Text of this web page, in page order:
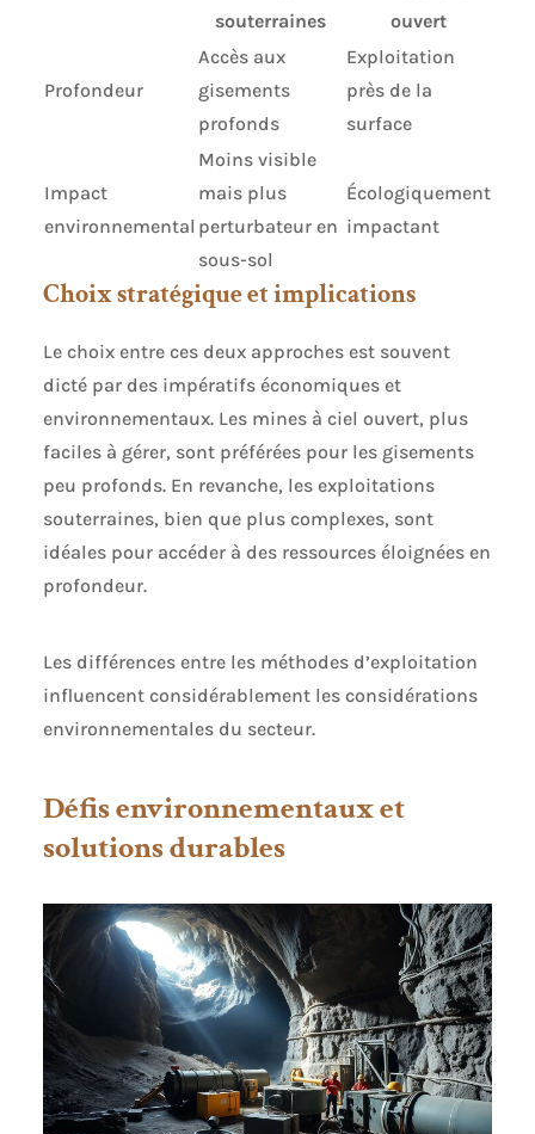
souterraines
ouvert
Profondeur
Accès aux
gisements
profonds
Exploitation
près de la
surface
Impact
environnemental
Moins visible
mais plus
perturbateur en
sous-sol
Écologiquement
impactant
Choix stratégique et implications
Le choix entre ces deux approches est souvent
dicté par des impératifs économiques et
environnementaux. Les mines à ciel ouvert, plus
faciles à gérer, sont préférées pour les gisements
peu profonds. En revanche, les exploitations
souterraines, bien que plus complexes, sont
idéales pour accéder à des ressources éloignées en
profondeur.
Les différences entre les méthodes d’exploitation
influencent considérablement les considérations
environnementales du secteur.
Défis environnementaux et
solutions durables